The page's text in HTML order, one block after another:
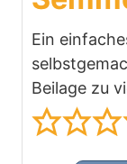
Ein
Beilage zu